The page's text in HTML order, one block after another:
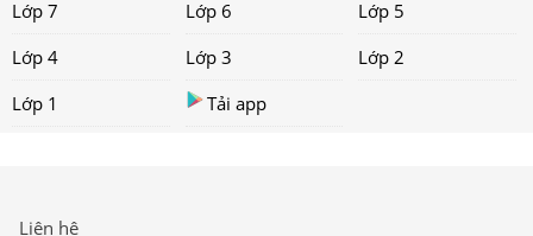
Lớp 7
Lớp 6
Lớp 5
Lớp 4
Lớp 3
Lớp 2
Lớp 1
Tải app
Liên hệ